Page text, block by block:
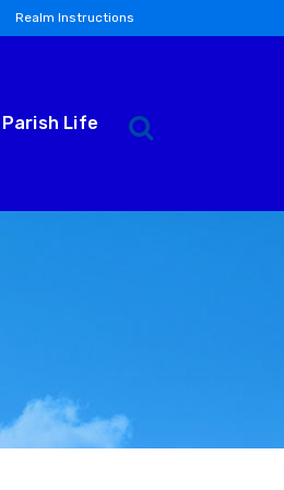
Realm Instructions
Parish Life